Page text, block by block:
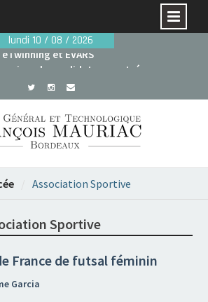
lundi 10 / 08 / 2026
de candidature rentrée
eTwinning et EVARS
Association Sportive
Sportive
France de futsal féminin
Garcia